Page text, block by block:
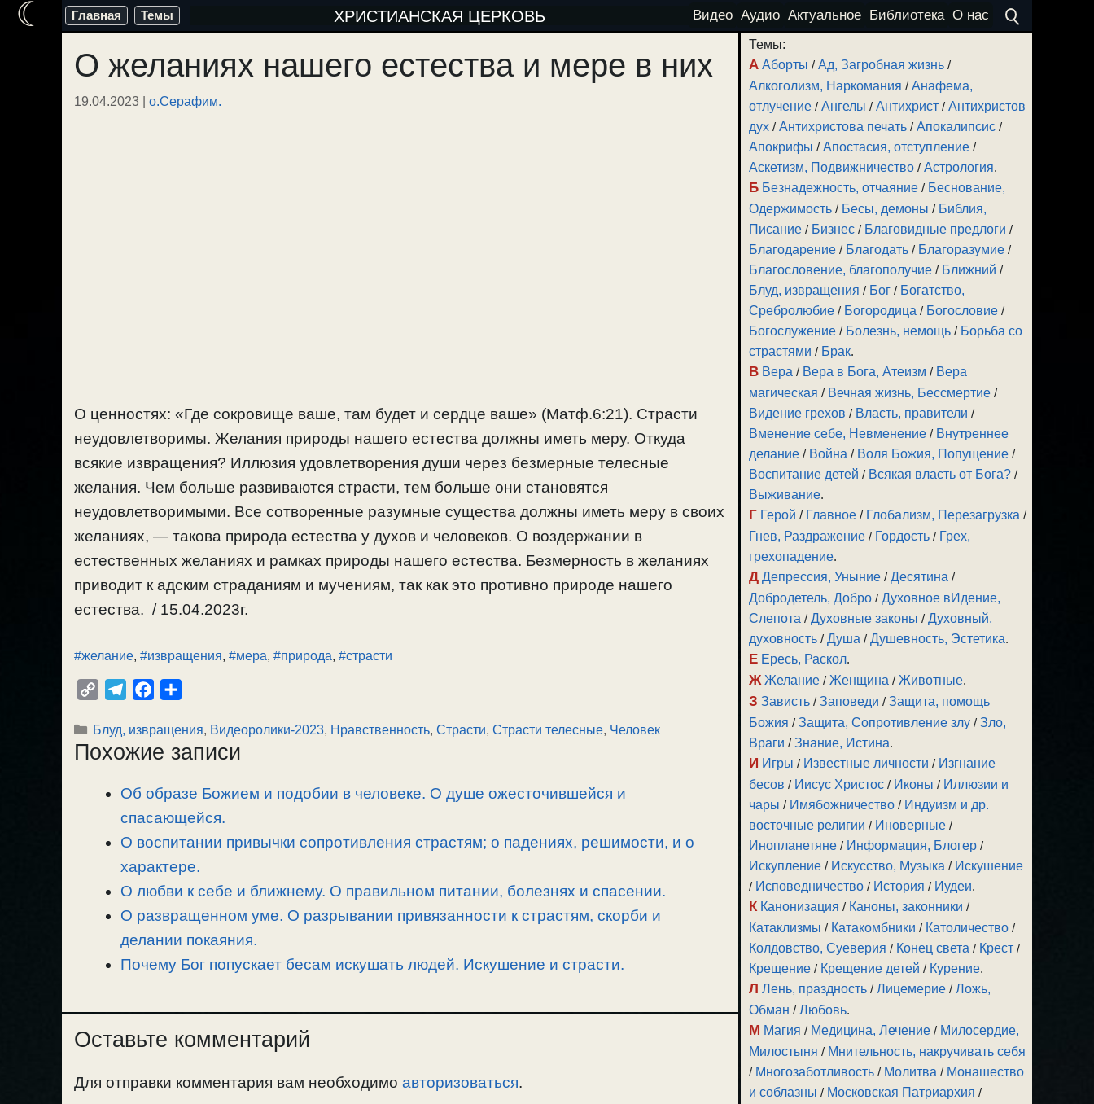
Перейти
содержимому
Главная Темы ХРИСТИАНСКАЯ ЦЕРКОВЬ Видео Аудио Актуальное Библиотека О нас
О желаниях нашего естества и мере в них
19.04.2023 | о.Серафим.
О ценностях: «Где сокровище ваше, там будет и сердце ваше» (Матф.6:21). Страсти
неудовлетворимы. Желания природы нашего естества должны иметь меру. Откуда
всякие извращения? Иллюзия удовлетворения души через безмерные телесные
желания. Чем больше развиваются страсти, тем больше они становятся
неудовлетворимыми. Все сотворенные разумные существа должны иметь меру в своих
желаниях, — такова природа естества у духов и человеков. О воздержании в
естественных желаниях и рамках природы нашего естества. Безмерность в желаниях
приводит к адским страданиям и мучениям, так как это противно природе нашего
естества. / 15.04.2023г.
#желание, #извращения, #мера, #природа, #страсти
p
y
e
r
a
m
c
e
o
o
k
п
р
в
и
т
Рубрики
Блуд, извращения, Видеоролики-2023, Нравственность, Страсти, Страсти телесные, Человек
Похожие записи
Об образе Божием и подобии в человеке. О душе ожесточившейся и
спасающейся.
О воспитании привычки сопротивления страстям; о падениях, решимости, и о
характере.
О любви к себе и ближнему. О правильном питании, болезнях и спасении.
О развращенном уме. О разрывании привязанности к страстям, скорби и
делании покаяния.
Почему Бог попускает бесам искушать людей. Искушение и страсти.
Оставьте комментарий
Для отправки комментария вам необходимо авторизоваться.
Темы:
А Аборты /Ад, Загробная жизнь /
Алкоголизм, Наркомания /Анафема,
отлучение /Ангелы /Антихрист /Антихристов
дух /Антихристова печать /Апокалипсис /
Апокрифы /Апостасия, отступление /
Аскетизм, Подвижничество /Астрология.
Б Безнадежность, отчаяние / Беснование,
Одержимость / Бесы, демоны / Библия,
Писание / Бизнес / Благовидные предлоги /
Благодарение / Благодать / Благоразумие /
Благословение, благополучие / Ближний /
Блуд, извращения / Бог / Богатство,
Сребролюбие / Богородица / Богословие /
Богослужение / Болезнь, немощь / Борьба со
страстями / Брак.
В Вера / Вера в Бога, Атеизм / Вера
магическая / Вечная жизнь, Бессмертие /
Видение грехов / Власть, правители /
Вменение себе, Невменение / Внутреннее
делание / Война / Воля Божия, Попущение /
Воспитание детей / Всякая власть от Бога? /
Выживание.
Г Герой / Главное / Глобализм, Перезагрузка /
Гнев, Раздражение / Гордость / Грех,
грехопадение.
Д Депрессия, Уныние /Десятина /
Добродетель, Добро /Духовное вИдение,
Слепота /Духовные законы /Духовный,
духовность /Душа /Душевность, Эстетика.
Е Ересь, Раскол.
Ж Желание /Женщина /Животные.
З Зависть /Заповеди /Защита, помощь
Божия /Защита, Сопротивление злу /Зло,
Враги /Знание, Истина.
И Игры / Известные личности / Изгнание
бесов / Иисус Христос / Иконы / Иллюзии и
чары / Имябожничество / Индуизм и др.
восточные религии / Иноверные /
Инопланетяне / Информация, Блогер /
Искупление / Искусство, Музыка / Искушение
/ Исповедничество / История / Иудеи.
К Канонизация / Каноны, законники /
Катаклизмы / Катакомбники / Католичество /
Колдовство, Суеверия / Конец света / Крест /
Крещение / Крещение детей / Курение.
Л Лень, праздность /Лицемерие /Ложь,
Обман /Любовь.
М Магия / Медицина, Лечение / Милосердие,
Милостыня / Мнительность, накручивать себя
/ Многозаботливость / Молитва / Монашество
и соблазны / Московская Патриархия /
☾